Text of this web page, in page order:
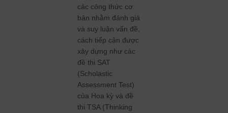
các công thức cơ
bản nhằm đánh giá
và suy luận vấn đề,
cách tiếp cận được
xây dựng như các
đề thi SAT
(Scholastic
Assessment Test)
của Hoa kỳ và đề
thi TSA (Thinking